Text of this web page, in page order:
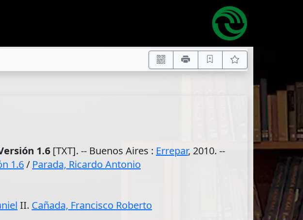
1.6 [TXT]. -- Buenos Aires : Errepar, 2010. --
1.6/ Parada, Ricardo Antonio
II. Cañada, Francisco Roberto